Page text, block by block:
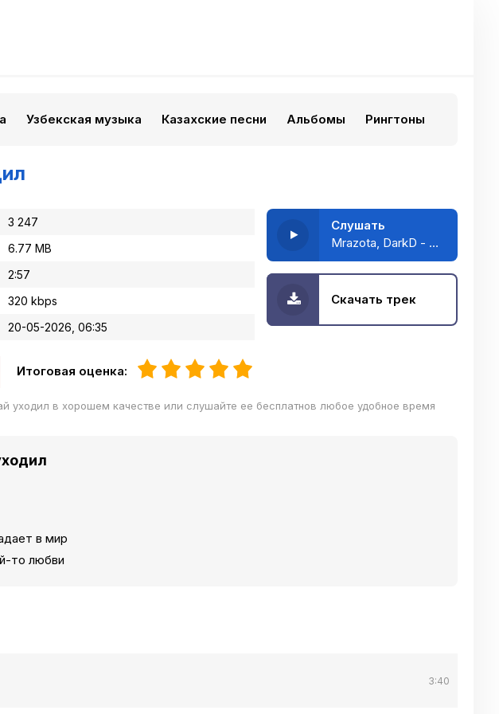
Узбекская музыка Казахские песни Альбомы Рингтоны
3 247
6.77 MB
2:57
320 kbps
20-05-2026, 06:35
Итоговая оценка:
Слушать
Mrazota, DarkD - Май уходил
Скачать трек
уходил в хорошем качестве или слушайте ее бесплатнов любое удобное время
в мир
то любви
3:40